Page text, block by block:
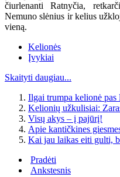
čiurlenanti Ratnyčia,
Nemuno slėnius ir kelius
vieną.
Kelionės
Įvykiai
Skaityti daugiau...
Ilgai trumpa kelionė pas
Kelionių užkulisiai:
Visų akys – į pajūrį!
Apie kantičkines
Kai jau laikas eiti gulti,
Pradėti
Ankstesnis